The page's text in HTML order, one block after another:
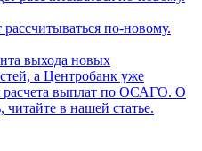
рассчитываться по-новому.
выхода новых
а Центробанк уже
расчета выплат по ОСАГО. О
читайте в нашей статье.